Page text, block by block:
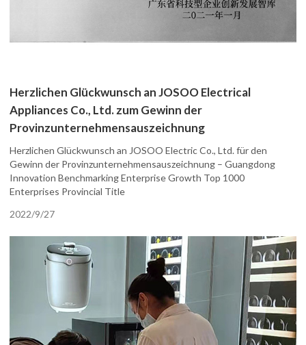
Herzlichen Glückwunsch an JOSOO Electrical
Appliances Co., Ltd. zum Gewinn der
Provinzunternehmensauszeichnung
Herzlichen Glückwunsch an JOSOO Electric Co., Ltd. für den
Gewinn der Provinzunternehmensauszeichnung – Guangdong
Innovation Benchmarking Enterprise Growth Top 1000
Enterprises Provincial Title
2022/9/27